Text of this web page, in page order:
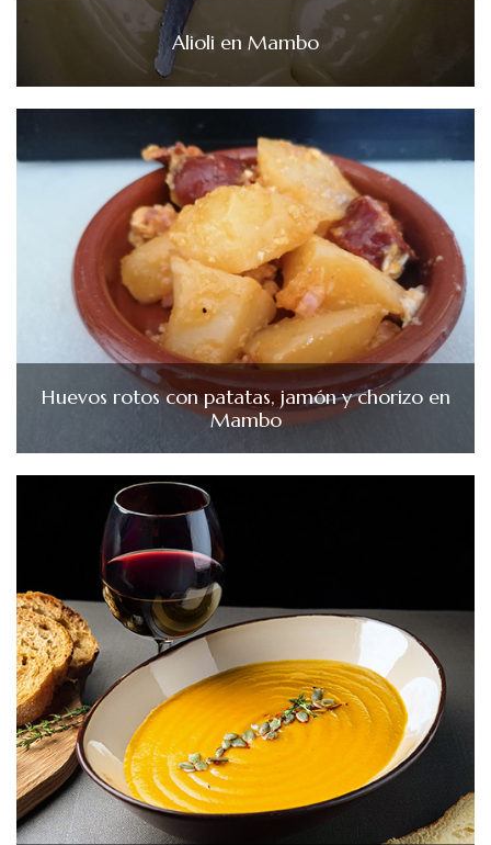
Alioli en Mambo
Huevos rotos con patatas, jamón y chorizo en
Mambo